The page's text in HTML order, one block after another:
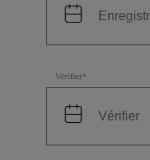
Vérifier*